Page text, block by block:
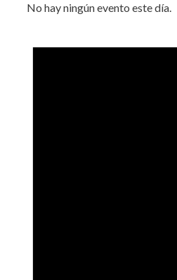
No hay ningún evento este día.